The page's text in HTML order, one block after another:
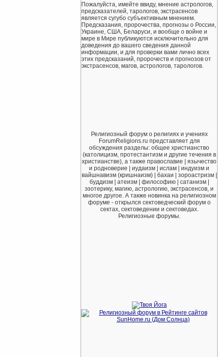
Пожалуйста, имейте ввиду, мнение астрологов,
предсказателей, тарологов, экстрасенсов
является сугубо субъективным мнением.
Предсказания, пророчества, прогнозы о России,
Украине, США, Беларуси, и вообще о войне и
мире в Мире публикуются исключительно для
доведения до вашего сведения данной
информации, и для проверки вами лично всех
этих предсказаний, пророчеств и прогнозов от
экстрасенсов, магов, астрологов, тарологов.
Религиозный форум о религиях и учениях
ForumReligions.ru представляет для
обсуждения разделы: общее христианство
(католицизм, протестантизм и другие течения в
христианстве), а также православие | язычество
и родноверие | иудаизм | ислам | индуизм и
вайшнавизм (кришнаизм) | бахаи | зороастризм |
буддизм | атеизм | философию | сатанизм |
эзотерику, магию, астрологию, экстрасенсов, и
многое другое. А также новинка на религиозном
форуме - открылся сектоведческий форум о
сектах, сектоведении и сектоведах.
Религиозные форумы.